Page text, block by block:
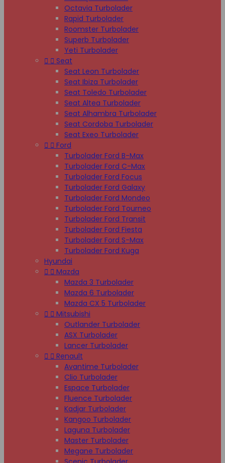
Octavia Turbolader
Rapid Turbolader
Roomster Turbolader
Superb Turbolader
Yeti Turbolader
  Seat
Seat Leon Turbolader
Seat Ibiza Turbolader
Seat Toledo Turbolader
Seat Altea Turbolader
Seat Alhambra Turbolader
Seat Cordoba Turbolader
Seat Exeo Turbolader
  Ford
Turbolader Ford B-Max
Turbolader Ford C-Max
Turbolader Ford Focus
Turbolader Ford Galaxy
Turbolader Ford Mondeo
Turbolader Ford Tourneo
Turbolader Ford Transit
Turbolader Ford Fiesta
Turbolader Ford S-Max
Turbolader Ford Kuga
Hyundai
  Mazda
Mazda 3 Turbolader
Mazda 6 Turbolader
Mazda CX 5 Turbolader
  Mitsubishi
Outlander Turbolader
ASX Turbolader
Lancer Turbolader
  Renault
Avantime Turbolader
Clio Turbolader
Espace Turbolader
Fluence Turbolader
Kadjar Turbolader
Kangoo Turbolader
Laguna Turbolader
Master Turbolader
Megane Turbolader